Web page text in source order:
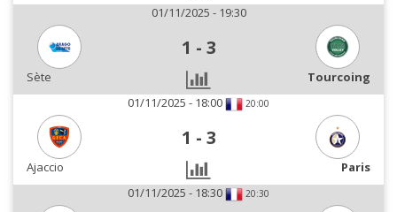
01/11/2025 - 19:30
1 - 3
Sète
Tourcoing
01/11/2025 - 18:00
20:00
1 - 3
Ajaccio
Paris
01/11/2025 - 18:30
20:30